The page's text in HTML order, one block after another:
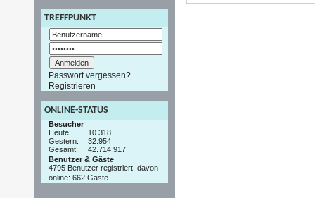
TREFFPUNKT
Passwort vergessen?
Registrieren
ONLINE-STATUS
Besucher
Heute:
10.318
Gestern:
32.954
Gesamt:
42.714.917
Benutzer & Gäste
4795 Benutzer registriert, davon
online: 662 Gäste